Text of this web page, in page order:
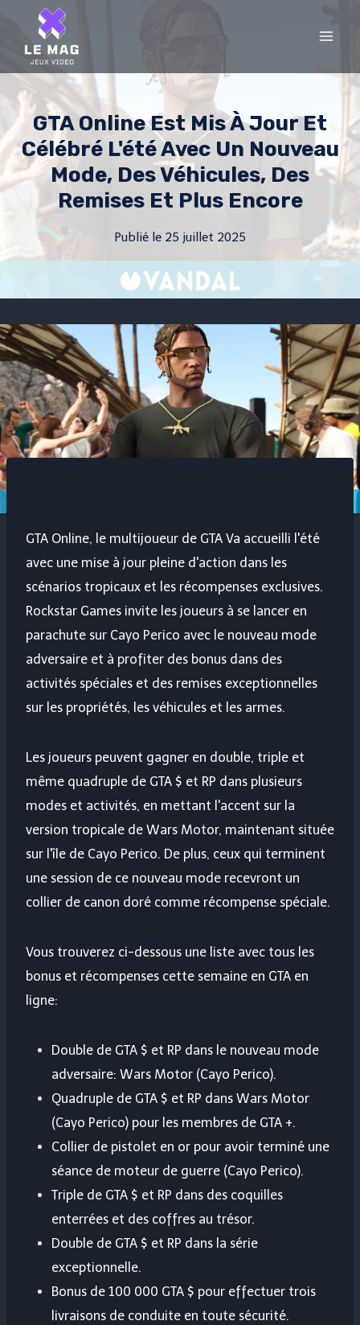
content
GTA Online Est Mis À Jour Et
Célébré L'été Avec Un Nouveau
Mode, Des Véhicules, Des
Remises Et Plus Encore
Publié le 25 juillet 2025
GTA Online, le multijoueur de GTA Va accueilli l'été
avec une mise à jour pleine d'action dans les
scénarios tropicaux et les récompenses exclusives.
Rockstar Games invite les joueurs à se lancer en
parachute sur Cayo Perico avec le nouveau mode
adversaire et à profiter des bonus dans des
activités spéciales et des remises exceptionnelles
sur les propriétés, les véhicules et les armes.
Les joueurs peuvent gagner en double, triple et
même quadruple de GTA $ et RP dans plusieurs
modes et activités, en mettant l'accent sur la
version tropicale de Wars Motor, maintenant située
sur l'île de Cayo Perico. De plus, ceux qui terminent
une session de ce nouveau mode recevront un
collier de canon doré comme récompense spéciale.
Vous trouverez ci-dessous une liste avec tous les
bonus et récompenses cette semaine en GTA en
ligne:
Double de GTA $ et RP dans le nouveau mode
adversaire: Wars Motor (Cayo Perico).
Quadruple de GTA $ et RP dans Wars Motor
(Cayo Perico) pour les membres de GTA +.
Collier de pistolet en or pour avoir terminé une
séance de moteur de guerre (Cayo Perico).
Triple de GTA $ et RP dans des coquilles
enterrées et des coffres au trésor.
Double de GTA $ et RP dans la série
exceptionnelle.
Bonus de 100 000 GTA $ pour effectuer trois
livraisons de conduite en toute sécurité.